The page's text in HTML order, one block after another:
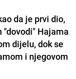
da je prvi dio,
"dovodi" Hajama
dijelu, dok se
i njegovom